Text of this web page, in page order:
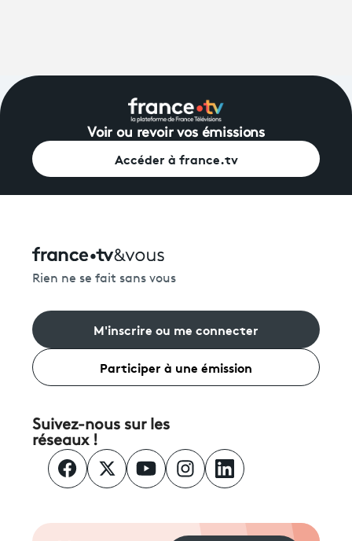
Voir ou revoir vos émissions
Accéder à france.tv
Rien ne se fait sans vous
M'inscrire ou me connecter
Participer à une émission
Suivez-nous sur les
réseaux !